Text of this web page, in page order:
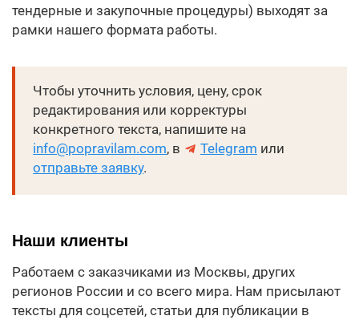
тендерные и закупочные процедуры) выходят за
рамки нашего формата работы.
Чтобы уточнить условия, цену, срок
редактирования или корректуры
конкретного текста, напишите на
info@popravilam.com, в Telegram или
отправьте заявку.
Наши клиенты
Работаем с заказчиками из Москвы, других
регионов России и со всего мира. Нам присылают
тексты для соцсетей, статьи для публикации в